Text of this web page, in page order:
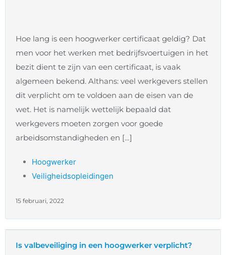
Hoe lang is een hoogwerker certificaat geldig? Dat
men voor het werken met bedrijfsvoertuigen in het
bezit dient te zijn van een certificaat, is vaak
algemeen bekend. Althans: veel werkgevers stellen
dit verplicht om te voldoen aan de eisen van de
wet. Het is namelijk wettelijk bepaald dat
werkgevers moeten zorgen voor goede
arbeidsomstandigheden en […]
Hoogwerker
Veiligheidsopleidingen
15 februari, 2022
Is valbeveiliging in een hoogwerker verplicht?